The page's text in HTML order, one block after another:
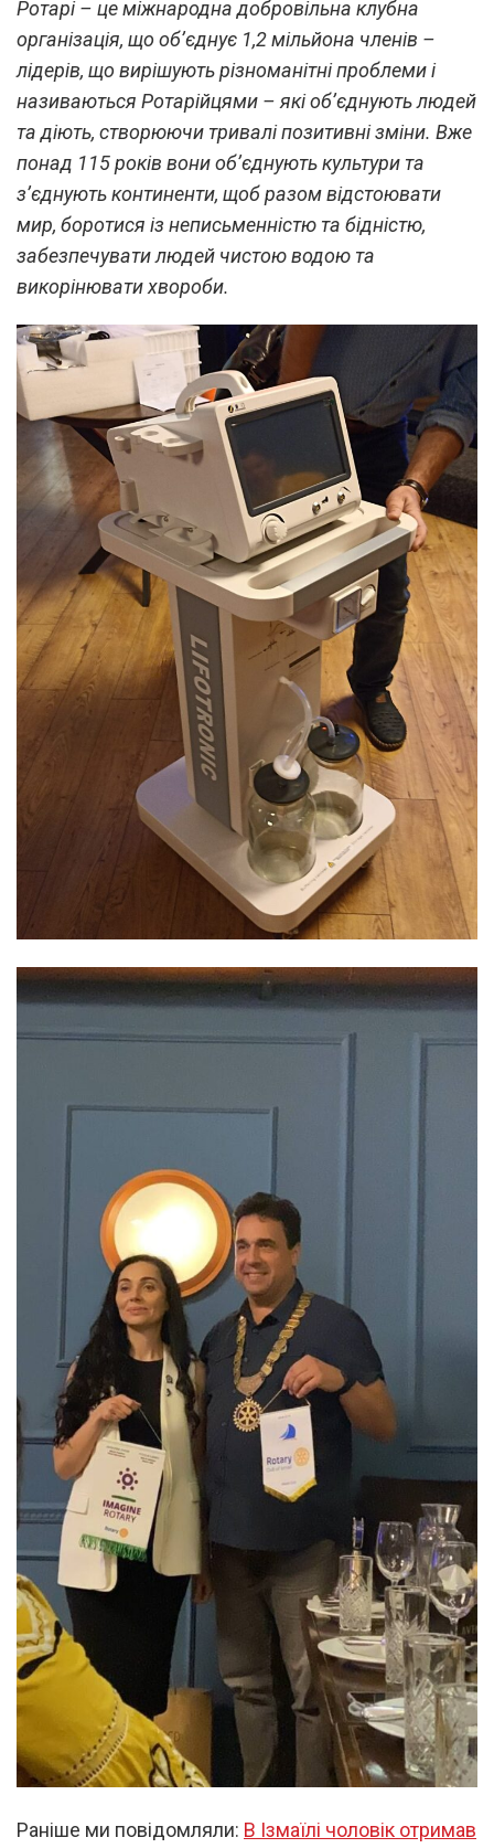
Ротарі – це міжнародна добровільна клубна
організація, що об’єднує 1,2 мільйона членів –
лідерів, що вирішують різноманітні проблеми і
називаються Ротарійцями – які об’єднують людей
та діють, створюючи тривалі позитивні зміни. Вже
понад 115 років вони об’єднують культури та
з’єднують континенти, щоб разом відстоювати
мир, боротися із неписьменністю та бідністю,
забезпечувати людей чистою водою та
викорінювати хвороби.
Раніше ми повідомляли: В Ізмаїлі чоловік отримав